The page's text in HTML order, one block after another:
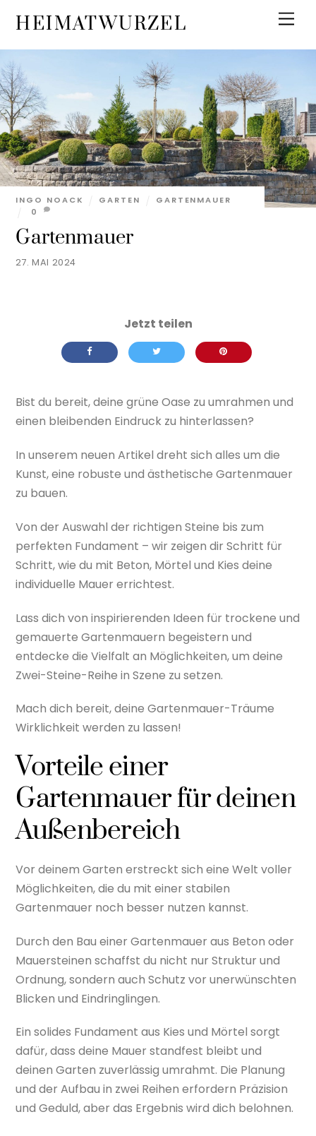
content
HEIMATWURZEL
27. MAI 2024
Gartenmauer
INGO NOACK GARTEN
GARTENMAUER
0
Bist du bereit, deine grüne Oase zu umrahmen und
einen bleibenden Eindruck zu hinterlassen?
In unserem neuen Artikel dreht sich alles um die
Kunst, eine robuste und ästhetische Gartenmauer
zu bauen.
Von der Auswahl der richtigen Steine bis zum
perfekten Fundament – wir zeigen dir Schritt für
Schritt, wie du mit Beton, Mörtel und Kies deine
individuelle Mauer errichtest.
Lass dich von inspirierenden Ideen für trockene und
gemauerte Gartenmauern begeistern und
entdecke die Vielfalt an Möglichkeiten, um deine
Zwei-Steine-Reihe in Szene zu setzen.
Mach dich bereit, deine Gartenmauer-Träume
Wirklichkeit werden zu lassen!
Vorteile einer
Gartenmauer für deinen
Außenbereich
Vor deinem Garten erstreckt sich eine Welt voller
Möglichkeiten, die du mit einer stabilen
Gartenmauer noch besser nutzen kannst.
Durch den Bau einer Gartenmauer aus Beton oder
Mauersteinen schaffst du nicht nur Struktur und
Ordnung, sondern auch Schutz vor unerwünschten
Blicken und Eindringlingen.
Ein solides Fundament aus Kies und Mörtel sorgt
dafür, dass deine Mauer standfest bleibt und
deinen Garten zuverlässig umrahmt. Die Planung
und der Aufbau in zwei Reihen erfordern Präzision
und Geduld, aber das Ergebnis wird dich belohnen.